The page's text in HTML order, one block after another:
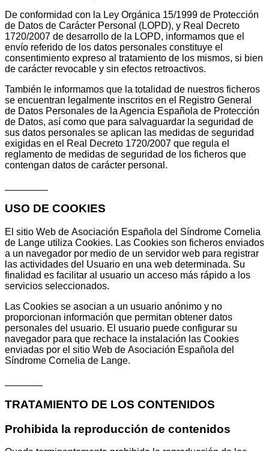
De conformidad con la Ley Orgánica 15/1999 de Protección
de Datos de Carácter Personal (LOPD), y Real Decreto
1720/2007 de desarrollo de la LOPD, informamos que el
envío referido de los datos personales constituye el
consentimiento expreso al tratamiento de los mismos, si bien
de carácter revocable y sin efectos retroactivos.
También le informamos que la totalidad de nuestros ficheros
se encuentran legalmente inscritos en el Registro General
de Datos Personales de la Agencia Española de Protección
de Datos, así como que para salvaguardar la seguridad de
sus datos personales se aplican las medidas de seguridad
exigidas en el Real Decreto 1720/2007 que regula el
reglamento de medidas de seguridad de los ficheros que
contengan datos de carácter personal.
USO DE COOKIES
El sitio Web de Asociación Española del Síndrome Cornelia
de Lange utiliza Cookies. Las Cookies son ficheros enviados
a un navegador por medio de un servidor web para registrar
las actividades del Usuario en una web determinada. Su
finalidad es facilitar al usuario un acceso más rápido a los
servicios seleccionados.
Las Cookies se asocian a un usuario anónimo y no
proporcionan información que permitan obtener datos
personales del usuario. El usuario puede configurar su
navegador para que rechace la instalación las Cookies
enviadas por el sitio Web de Asociación Española del
Síndrome Cornelia de Lange.
TRATAMIENTO DE LOS CONTENIDOS
Prohibida la reproducción de contenidos